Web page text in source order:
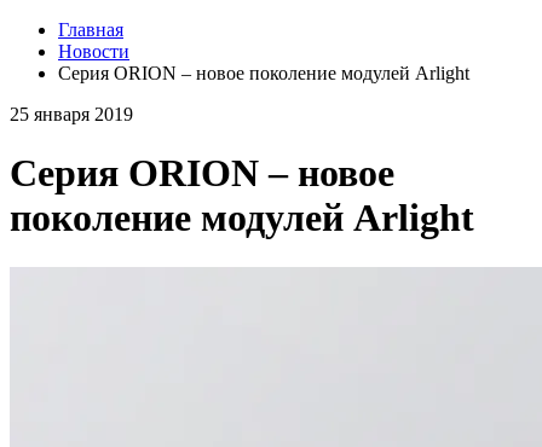
Главная
Новости
Серия ORION – новое поколение модулей Arlight
25 января 2019
Серия ORION – новое
поколение модулей Arlight